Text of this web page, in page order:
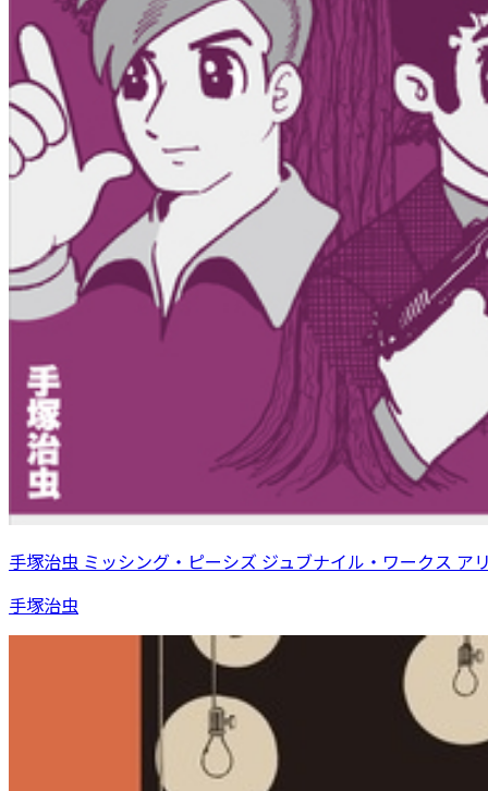
手塚治虫 ミッシング・ピーシズ ジュブナイル・ワークス ア
手塚治虫